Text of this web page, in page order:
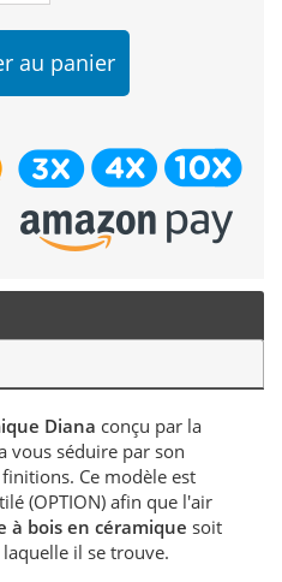
au panier
Diana conçu par la
vous séduire par son
Ce modèle est
(OPTION) afin que l'air
à bois en céramique soit
il se trouve.